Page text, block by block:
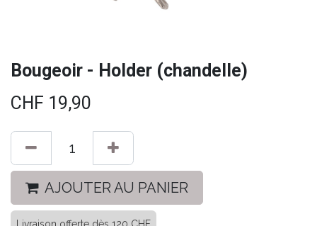
Bougeoir - Holder (chandelle)
CHF 19,90
AJOUTER AU PANIER